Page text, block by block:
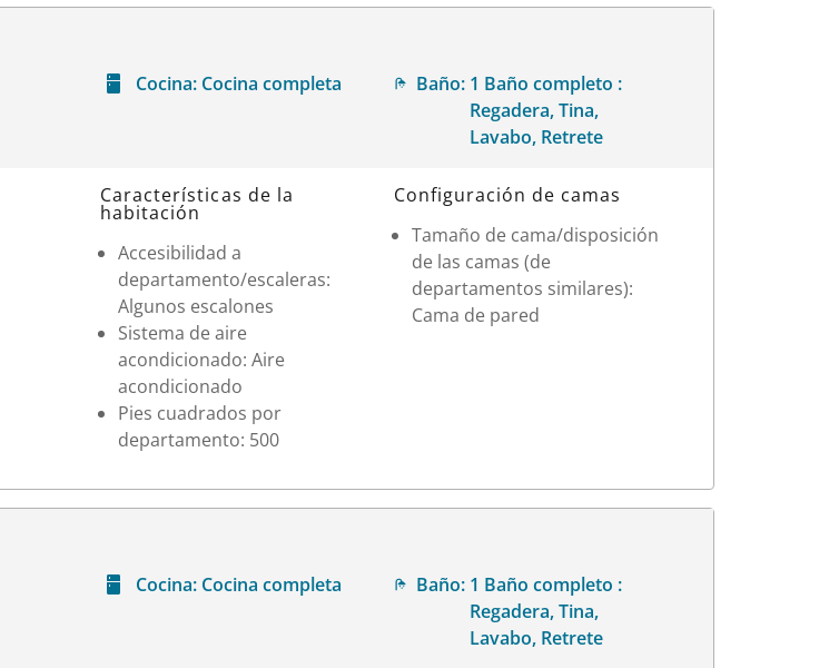
Cocina: Cocina completa Baño: 1 Baño completo :
Regadera, Tina,
Lavabo, Retrete
Características de la
habitación
Accesibilidad a
departamento/escaleras:
Algunos escalones
Sistema de aire
acondicionado: Aire
acondicionado
Pies cuadrados por
departamento: 500
Configuración de camas
Tamaño de cama/disposición
de las camas (de
departamentos similares):
Cama de pared
Cocina: Cocina completa Baño: 1 Baño completo :
Regadera, Tina,
Lavabo, Retrete